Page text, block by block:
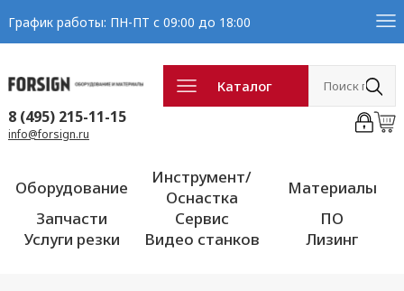
График работы: ПН-ПТ с 09:00 до 18:00
Каталог
8 (495) 215-11-15
info@forsign.ru
Оборудование
Инструмент/
Оснастка
Материалы
Запчасти
Сервис
ПО
Услуги резки
Видео станков Лизинг